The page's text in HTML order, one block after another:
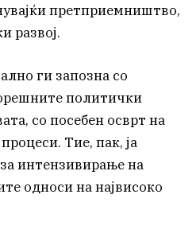
претприемништво,
развој.
ги запозна со
политички
со посебен осврт на
Тие, пак, ја
интензивирање на
односи на највисоко